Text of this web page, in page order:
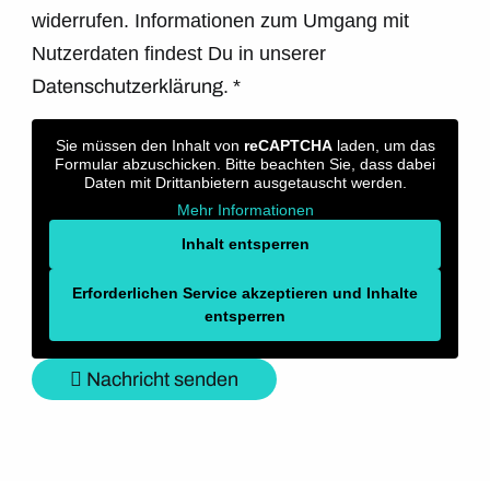
widerrufen. Informationen zum Umgang mit
Nutzerdaten findest Du in unserer
Datenschutzerklärung.*
Sie müssen den Inhalt von reCAPTCHAladen, um das
Formular abzuschicken. Bitte beachten Sie, dass dabei
Daten mit Drittanbietern ausgetauscht werden.
Mehr Informationen
Inhalt entsperren
Erforderlichen Service akzeptieren und Inhalte
entsperren
Nachricht senden